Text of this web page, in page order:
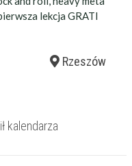
lekcja GRATI
Rzeszów
kalendarza